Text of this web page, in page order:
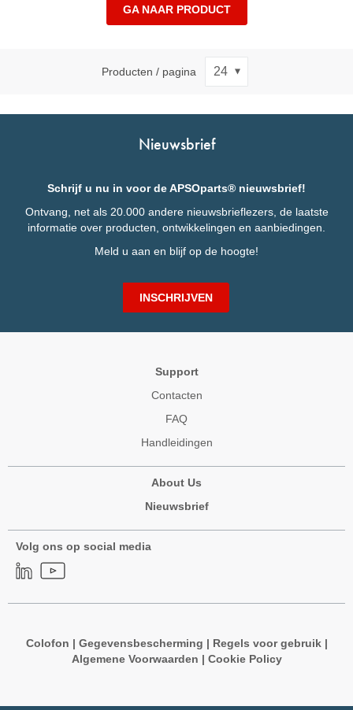
GA NAAR PRODUCT
Producten / pagina
Nieuwsbrief
Schrijf u nu in voor de APSOparts® nieuwsbrief!
Ontvang, net als 20.000 andere nieuwsbrieflezers, de laatste
informatie over producten, ontwikkelingen en aanbiedingen.
Meld u aan en blijf op de hoogte!
INSCHRIJVEN
Support
Contacten
FAQ
Handleidingen
About Us
Nieuwsbrief
Volg ons op social media
Colofon | Gegevensbescherming | Regels voor gebruik|
Algemene Voorwaarden | Cookie Policy